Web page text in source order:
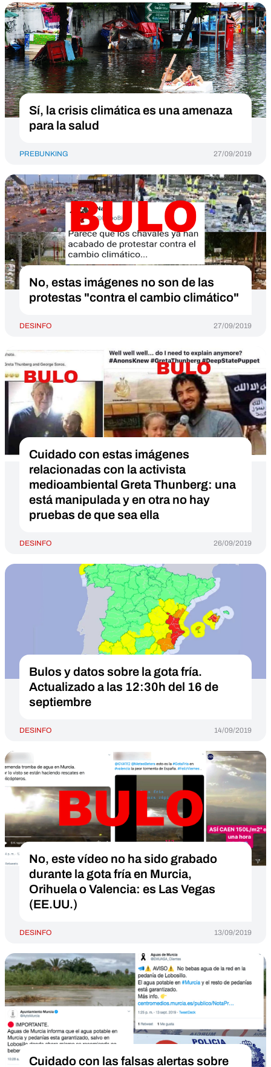
Sí, la crisis climática es una amenaza
para la salud
PREBUNKING 27/09/2019
No, estas imágenes no son de las
protestas "contra el cambio climático"
DESINFO 27/09/2019
Cuidado con estas imágenes
relacionadas con la activista
medioambiental Greta Thunberg: una
está manipulada y en otra no hay
pruebas de que sea ella
DESINFO 26/09/2019
Bulos y datos sobre la gota fría.
Actualizado a las 12:30h del 16 de
septiembre
DESINFO 14/09/2019
No, este vídeo no ha sido grabado
durante la gota fría en Murcia,
Orihuela o Valencia: es Las Vegas
(EE.UU.)
DESINFO 13/09/2019
Cuidado con las falsas alertas sobre